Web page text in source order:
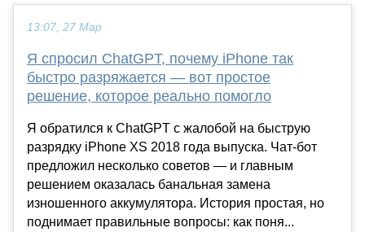
13:07, 27 Мар
Я спросил ChatGPT, почему iPhone так
быстро разряжается — вот простое
решение, которое реально помогло
Я обратился к ChatGPT с жалобой на быструю
разрядку iPhone XS 2018 года выпуска. Чат-бот
предложил несколько советов — и главным
решением оказалась банальная замена
изношенного аккумулятора. История простая, но
поднимает правильные вопросы: как поня...